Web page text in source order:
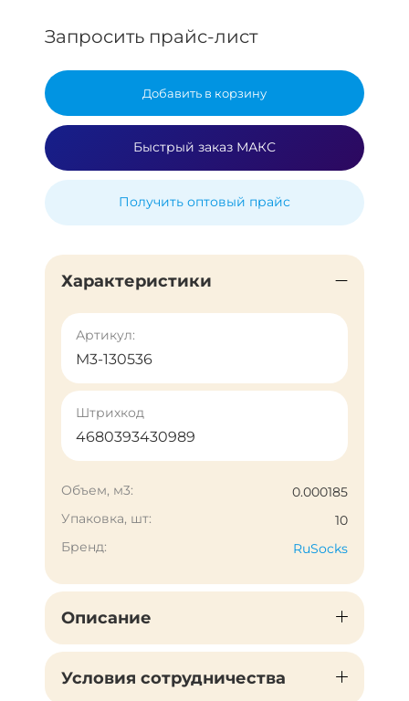
Запросить прайс-лист
Добавить в корзину
Быстрый заказ МАКС
Получить оптовый прайс
Характеристики
Артикул:
М3-130536
Штрихкод
4680393430989
Объем, м3:
0.000185
Упаковка, шт:
10
Бренд:
RuSocks
Описание
Условия сотрудничества